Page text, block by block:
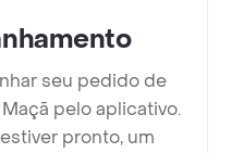
seu pedido de
pelo aplicativo.
pronto, um